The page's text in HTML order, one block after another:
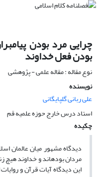
چرایی مرد بودن
بودن فعل خداوند
نوع مقاله : مقاله علمی - پژوهشی
نویسنده
علی ربانی گلپایگانی
استاد درس خارج حوزه علمیه قم
چکیده
دیدگاه مشهور میان عالمان
مردان بوده‏اند و خداوند هیچ
این دیدگاه آیات قرآن و